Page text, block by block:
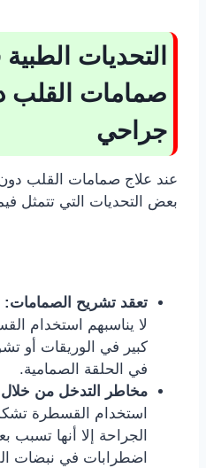
التحديات
صمامات القلب
جراحي
عند علاج صمامات القلب دون
بعض التحديات التي تتمثل
تعقد تشريح الصمامات:
لا يناسبهم استخدام
كبير في الوريقات أو
في الحلقة الصمامية.
مخاطر التدخل من
استخدام القسطرة
الجراحة إلا أنها
اضطرابات في نبضات